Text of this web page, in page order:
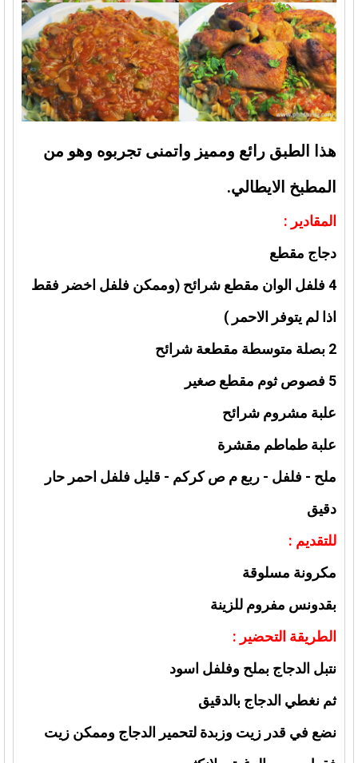
هذا الطبق رائع ومميز واتمنى تجربوه وهو من
المطبخ الايطالي.
المقادير :
دجاج مقطع
4 فلفل الوان مقطع شرائح (وممكن فلفل اخضر فقط
اذا لم يتوفر الاحمر )
2 بصلة متوسطة مقطعة شرائح
5 فصوص ثوم مقطع صغير
علبة مشروم شرائح
علبة طماطم مقشرة
ملح - فلفل - ربع م ص كركم - قليل فلفل احمر حار
دقيق
للتقديم :
مكرونة مسلوقة
بقدونس مفروم للزينة
الطريقة التحضير :
نتبل الدجاج بملح وفلفل اسود
ثم نغطي الدجاج بالدقيق
نضع في قدر زيت وزبدة لتحمير الدجاج وممكن زيت